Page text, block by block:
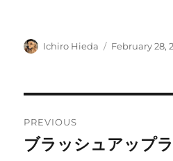
Author
Ichiro Hieda
Posted
February 28,
navigation
PREVIOUS
Previous
ブラッシュアップ